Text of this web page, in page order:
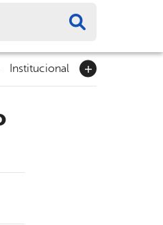
Institucional